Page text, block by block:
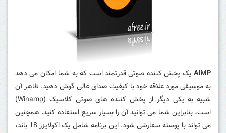
AIMP یک پخش کننده صوتی قدرتمند است که به شما امکان می دهد
به موسیقی مورد علاقه خود با کیفیت صدای عالی گوش دهید. ظاهر آن
شبیه به یکی دیگر از پخش کننده های صوتی کلاسیک (Winamp)
است، بنابراین شما می توانید آن را بسیار سریع استفاده کنید. همچنین
می تواند با پوسته سفارشی شود.
این برنامه شامل یک اکولایزر 18 باند،